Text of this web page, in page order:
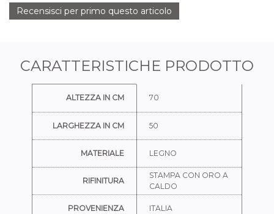
Recensisci per primo questo articolo
CARATTERISTICHE PRODOTTO
ALTEZZA IN CM 70
LARGHEZZA IN CM 50
MATERIALE LEGNO
RIFINITURA
STAMPA CON ORO A
CALDO
PROVENIENZA ITALIA